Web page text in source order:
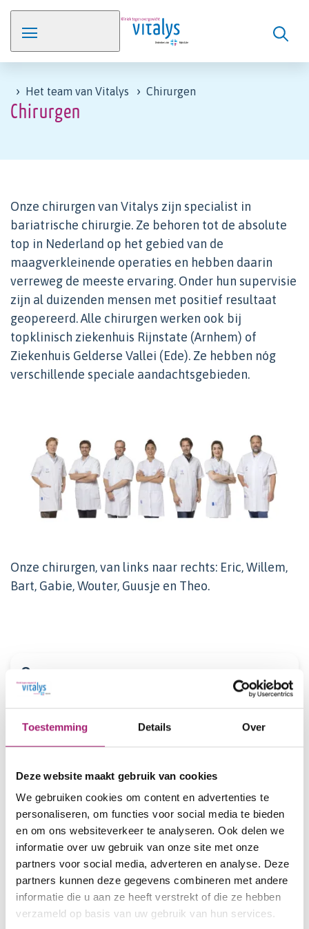
Toestemming Details Over
Deze website maakt gebruik van cookies
We gebruiken cookies om content en advertenties te
personaliseren, om functies voor social media te bieden
en om ons websiteverkeer te analyseren. Ook delen we
informatie over uw gebruik van onze site met onze
partners voor social media, adverteren en analyse. Deze
partners kunnen deze gegevens combineren met andere
informatie die u aan ze heeft verstrekt of die ze hebben
verzameld op basis van uw gebruik van hun services.
Chirurgen
Het team van Vitalys Chirurgen
Over ons
Het team van Vitalys
Dr. Theo Aufenacker
Dr. Willem den Hengst
Dr. Gabie de Jong
Wouter Vening
Dr. Guusje Vugts
Dr. Bart Witteman
Medisch team
Diëtisten
Psychologen
Doktersassistentes
Onze chirurgen van Vitalys zijn specialist in
bariatrische chirurgie. Ze behoren tot de absolute
top in Nederland op het gebied van de
maagverkleinende operaties en hebben daarin
verreweg de meeste ervaring. Onder hun supervisie
zijn al duizenden mensen met positief resultaat
geopereerd. Alle chirurgen werken ook bij
topklinisch ziekenhuis Rijnstate (Arnhem) of
Ziekenhuis Gelderse Vallei (Ede). Ze hebben nóg
verschillende speciale aandachtsgebieden.
Onze chirurgen, van links naar rechts: Eric, Willem,
Bart, Gabie, Wouter, Guusje en Theo.